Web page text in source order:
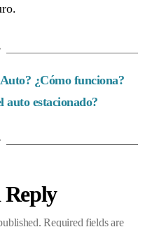
¿Cómo funciona?
auto estacionado?
Reply
Required fields are